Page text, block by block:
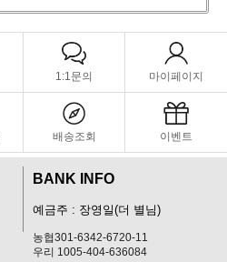
1:1문의 마이페이지
배송조회 이벤트
BANK INFO
예금주 : 장영일(더 별님)
농협301-6342-6720-11
우리 1005-404-636084